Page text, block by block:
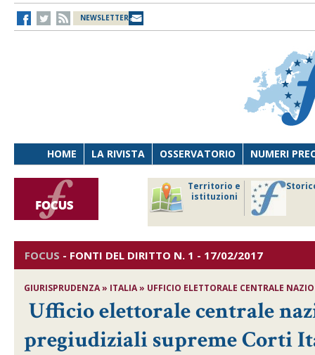
NEWSLETTER
HOME LA RIVISTA OSSERVATORIO NUMERI
Territorio e
istituzioni
FOCUS - FONTI DEL DIRITTO N. 1 - 17/02/2017
GIURISPRUDENZA » ITALIA » UFFICIO ELETTORALE CENTRALE
Ufficio elettorale centrale
pregiudiziali supreme Corti